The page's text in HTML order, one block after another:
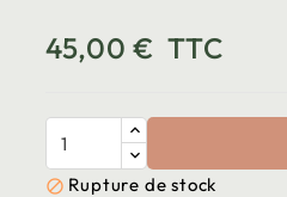
45,00 € TTC
 Rupture de stock